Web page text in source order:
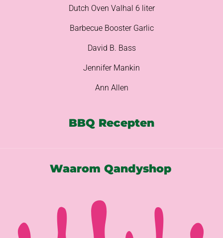
Dutch Oven Valhal 6 liter
Barbecue Booster Garlic
David B. Bass
Jennifer Mankin
Ann Allen
BBQ Recepten
Waarom Qandyshop